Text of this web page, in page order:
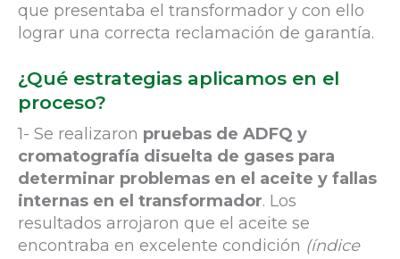
que presentaba el transformador y con ello
lograr una correcta reclamación de garantía.
¿Qué estrategias aplicamos en el
proceso?
1- Se realizaron pruebas de ADFQ y
cromatografía disuelta de gases para
determinar problemas en el aceite y fallas
internas en el transformador. Los
resultados arrojaron que el aceite se
encontraba en excelente condición (índice